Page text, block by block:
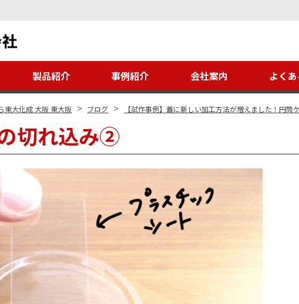
製品紹介 事例紹介 会社案内 よく
東大化成 大阪 東大阪 > ブログ > 【試作事例】蓋に新しい加工方法が増えました！円筒
切れ込み②